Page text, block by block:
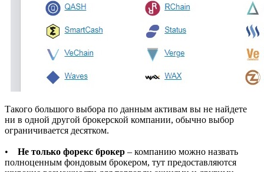
Такого большого выбора по данным активам вы не найдете
ни в одной другой брокерской компании, обычно выбор
ограничивается десятком.
• Не только форекс брокер – компанию можно назвать
полноценным фондовым брокером, тут предоставляются